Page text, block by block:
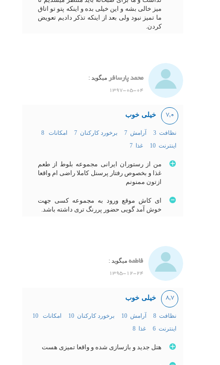
میز خالی بشه و این خیلی بده و اینکه پتو تو اتاق
ما تمیز نبود ولی بعد از اینکه تذکر دادیم تعویض
کردن.
محمد پارسافر میگوید :
1397-05-04
7,0 خیلی خوب
نظافت 3 آرامش 7 برخورد کارکنان 7
امکانات 8
اینترنت 10
غذا 7
من از رستوران ایرانی مجموعه بلوط از طعم
غذا و بخصوص رفتار پرسنل کاملا راضی ام واقعا
ازتون ممنونم
ای کاش موقع ورود به مجموعه کسی جهت
خوش آمد گویی حضور پررنگ تری داشته باشد.
فاطمه میگوید :
1395-12-24
8,7 خیلی خوب
نظافت 8 آرامش 10 برخورد کارکنان 10
امکانات 10
اینترنت 6
غذا 8
هتل جدید و بازسازی شده و واقعا تمیزی هست